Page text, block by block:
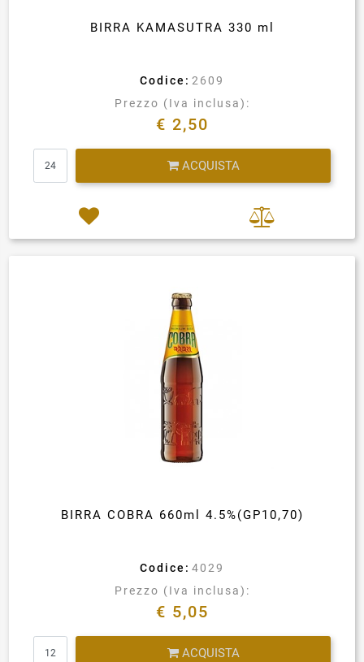
BIRRA KAMASUTRA 330 ml
Codice: 2609
Prezzo (Iva inclusa):
€ 2,50
ACQUISTA
BIRRA COBRA 660ml 4.5%(GP10,70)
Codice: 4029
Prezzo (Iva inclusa):
€ 5,05
ACQUISTA